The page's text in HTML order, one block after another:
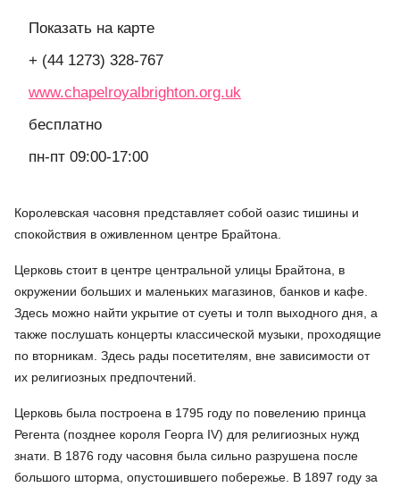
Показать на карте
+ (44 1273) 328-767
www.chapelroyalbrighton.org.uk
бесплатно
пн-пт 09:00-17:00
Королевская часовня представляет собой оазис тишины и
спокойствия в оживленном центре Брайтона.
Церковь стоит в центре центральной улицы Брайтона, в
окружении больших и маленьких магазинов, банков и кафе.
Здесь можно найти укрытие от суеты и толп выходного дня, а
также послушать концерты классической музыки, проходящие
по вторникам. Здесь рады посетителям, вне зависимости от
их религиозных предпочтений.
Церковь была построена в 1795 году по повелению принца
Регента (позднее короля Георга IV) для религиозных нужд
знати. В 1876 году часовня была сильно разрушена после
большого шторма, опустошившего побережье. В 1897 году за